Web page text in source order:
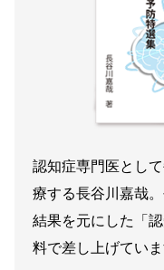
認知症専門医とし
療する長谷川嘉哉
結果を元にした「
料で差し上げていま